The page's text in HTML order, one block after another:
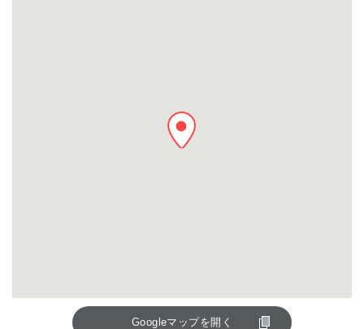
Googleマップを開く